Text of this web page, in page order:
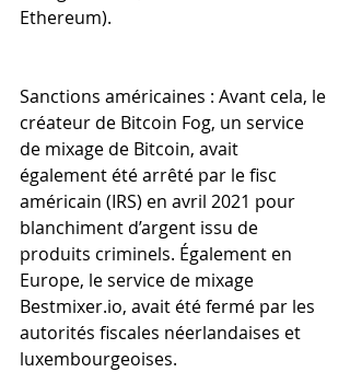
Ethereum).
Sanctions américaines : Avant cela, le
créateur de Bitcoin Fog, un service
de mixage de Bitcoin, avait
également été arrêté par le fisc
américain (IRS) en avril 2021 pour
blanchiment d’argent issu de
produits criminels. Également en
Europe, le service de mixage
Bestmixer.io, avait été fermé par les
autorités fiscales néerlandaises et
luxembourgeoises.